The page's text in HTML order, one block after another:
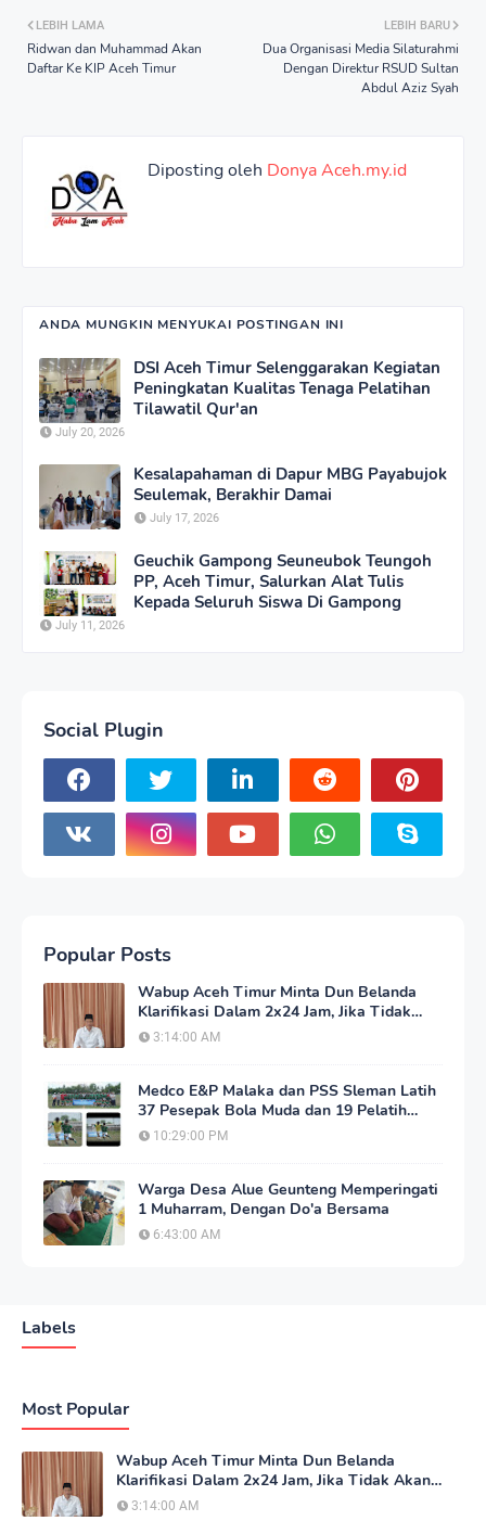
LEBIH BARU
Dua Organisasi Media Silaturahmi
Dengan Direktur RSUD Sultan
Abdul Aziz Syah
LEBIH LAMA
Ridwan dan Muhammad Akan
Daftar Ke KIP Aceh Timur
Diposting oleh Donya Aceh.my.id
ANDA MUNGKIN MENYUKAI POSTINGAN INI
DSI Aceh Timur Selenggarakan Kegiatan
Peningkatan Kualitas Tenaga Pelatihan
Tilawatil Qur'an
July 20, 2026
Kesalapahaman di Dapur MBG Payabujok
Seulemak, Berakhir Damai
July 17, 2026
Geuchik Gampong Seuneubok Teungoh
PP, Aceh Timur, Salurkan Alat Tulis
Kepada Seluruh Siswa Di Gampong
July 11, 2026
Social Plugin
Popular Posts
Wabup Aceh Timur Minta Dun Belanda
Klarifikasi Dalam 2x24 Jam, Jika Tidak
Akan Tempuh Jalur Hukum
3:14:00 AM
Medco E&P Malaka dan PSS Sleman Latih
37 Pesepak Bola Muda dan 19 Pelatih
Aceh Timur
10:29:00 PM
Warga Desa Alue Geunteng Memperingati
1 Muharram, Dengan Do'a Bersama
6:43:00 AM
Labels
Most Popular
Wabup Aceh Timur Minta Dun Belanda
Klarifikasi Dalam 2x24 Jam, Jika Tidak Akan
Tempuh Jalur Hukum
3:14:00 AM